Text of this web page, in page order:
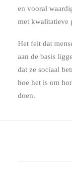
en vooral
met kwalitatieve
Het feit dat
aan de basis
dat ze sociaal
hoe het is om
doen.